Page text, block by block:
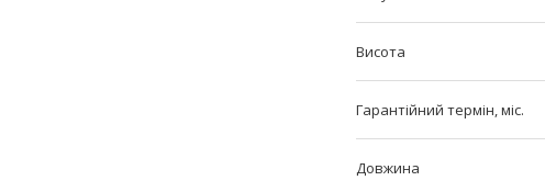
Висота
Гарантійний термін, міс.
Довжина